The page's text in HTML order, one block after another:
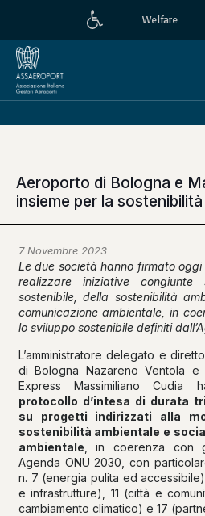
Welfare
Aeroporto di Bologna e
insieme per la sostenibilità
7 Novembre 2023
Le due società hanno firmato
realizzare iniziative
sostenibile, della sostenibilità
comunicazione ambientale, in
lo sviluppo sostenibile definiti
L’amministratore delegato e
di Bologna Nazareno Ventola
Express Massimiliano Cudia
protocollo d’intesa di durata
su progetti indirizzati alla
sostenibilità ambientale e
ambientale , in coerenza con
Agenda ONU 2030, con
n. 7 (energia pulita ed
e infrastrutture), 11 (città e
cambiamento climatico) e 17